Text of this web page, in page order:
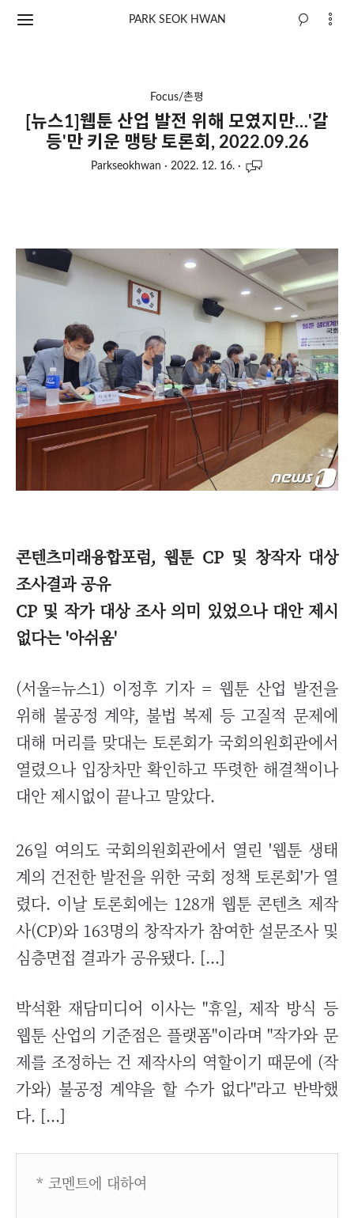
PARK SEOK HWAN
Focus/촌평
[뉴스1]웹툰 산업 발전 위해 모였지만…'갈
등'만 키운 맹탕 토론회, 2022.09.26
Parkseokhwan · 2022. 12. 16. ·
콘텐츠미래융합포럼, 웹툰 CP 및 창작자 대상
조사결과 공유
CP 및 작가 대상 조사 의미 있었으나 대안 제시
없다는 '아쉬움'
(서울=뉴스1) 이정후 기자 = 웹툰 산업 발전을
위해 불공정 계약, 불법 복제 등 고질적 문제에
대해 머리를 맞대는 토론회가 국회의원회관에서
열렸으나 입장차만 확인하고 뚜렷한 해결책이나
대안 제시없이 끝나고 말았다.
26일 여의도 국회의원회관에서 열린 '웹툰 생태
계의 건전한 발전을 위한 국회 정책 토론회'가 열
렸다. 이날 토론회에는 128개 웹툰 콘텐츠 제작
사(CP)와 163명의 창작자가 참여한 설문조사 및
심층면접 결과가 공유됐다. [...]
박석환 재담미디어 이사는 "휴일, 제작 방식 등
웹툰 산업의 기준점은 플랫폼"이라며 "작가와 문
제를 조정하는 건 제작사의 역할이기 때문에 (작
가와) 불공정 계약을 할 수가 없다"라고 반박했
다. [...]
* 코멘트에 대하여